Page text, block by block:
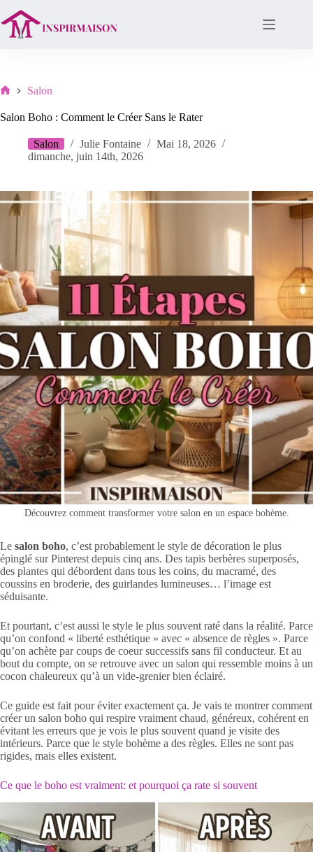
au
contenu
Salon
Salon Boho : Comment le Créer Sans le Rater
Salon Julie Fontaine
Mai 18, 2026
dimanche, juin 14th, 2026
Découvrez comment transformer votre salon en un espace bohème.
Le salon boho, c’est probablement le style de décoration le plus
épinglé sur Pinterest depuis cinq ans. Des tapis berbères superposés,
des plantes qui débordent dans tous les coins, du macramé, des
coussins en broderie, des guirlandes lumineuses… l’image est
séduisante.
Et pourtant, c’est aussi le style le plus souvent raté dans la réalité. Parce
qu’on confond « liberté esthétique » avec « absence de règles ». Parce
qu’on achète par coups de coeur successifs sans fil conducteur. Et au
bout du compte, on se retrouve avec un salon qui ressemble moins à un
cocon chaleureux qu’à un vide-grenier bien éclairé.
Ce guide est fait pour éviter exactement ça. Je vais te montrer comment
créer un salon boho qui respire vraiment chaud, généreux, cohérent en
évitant les erreurs que je vois le plus souvent quand je visite des
intérieurs. Parce que le style bohème a des règles. Elles ne sont pas
rigides, mais elles existent.
Ce que le boho est vraiment: et pourquoi ça rate si souvent